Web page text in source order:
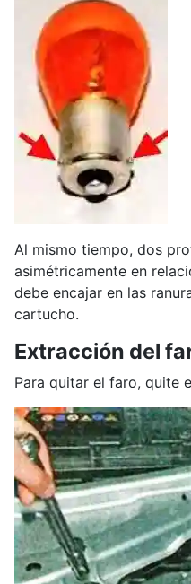
Al mismo tiempo, dos
asimétricamente en
debe encajar en las
cartucho.
Extracción del
Para quitar el faro, quite